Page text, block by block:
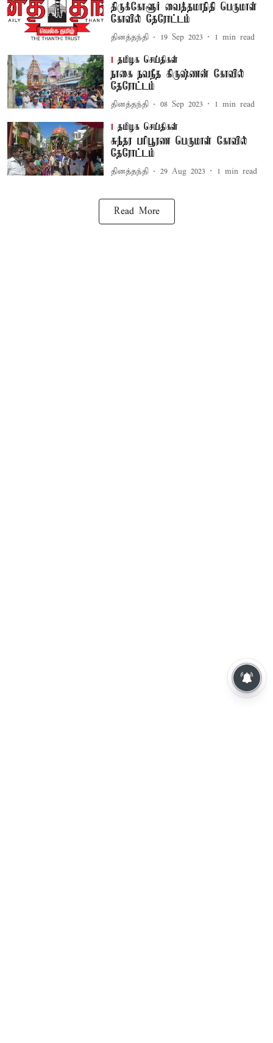
திருக்கோளூர் வைத்தமாநிதி பெருமாள்
கோவில் தேரோட்டம்
தினத்தந்தி 19 Sep 2023 1 min read
தமிழக செய்திகள்
நாகை நவநீத கிருஷ்ணன் கோவில்
தேரோட்டம்
தினத்தந்தி 08 Sep 2023 1 min read
தமிழக செய்திகள்
சுந்தர பரிபூரண பெருமாள் கோவில்
தேரோட்டம்
தினத்தந்தி 29 Aug 2023 1 min read
Read More